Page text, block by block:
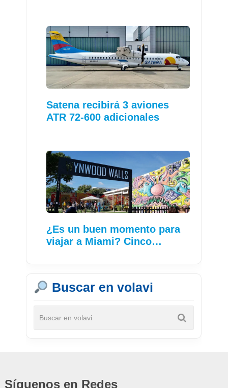
Satena recibirá 3 aviones
ATR 72-600 adicionales
¿Es un buen momento para
viajar a Miami? Cinco…
Buscar en volavi
Síguenos en Redes